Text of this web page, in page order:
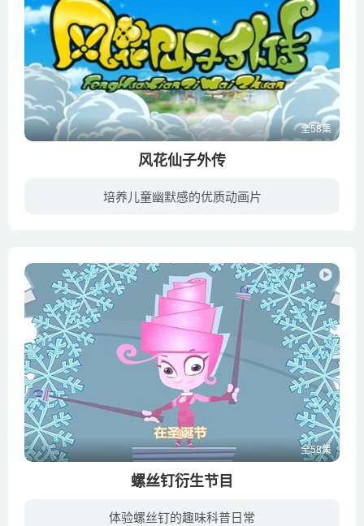
全58集
风花仙子外传
培养儿童幽默感的优质动画片
全58集
螺丝钉衍生节目
体验螺丝钉的趣味科普日常